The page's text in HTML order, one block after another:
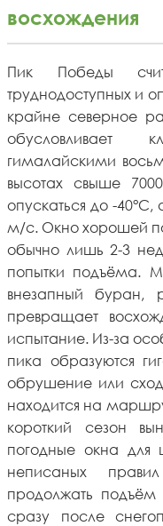
восхождения
Пик Победы
труднодоступных и
крайне северное
обусловливает
гималайскими
высотах свыше
опускаться до -
м/c. Окно хорошей
обычно лишь 2-3
попытки подъёма.
внезапный буран,
превращает
испытание. Из-за
пика образуются
обрушение или
находится на
короткий сезон
погодные окна
неписаных
продолжать
сразу после